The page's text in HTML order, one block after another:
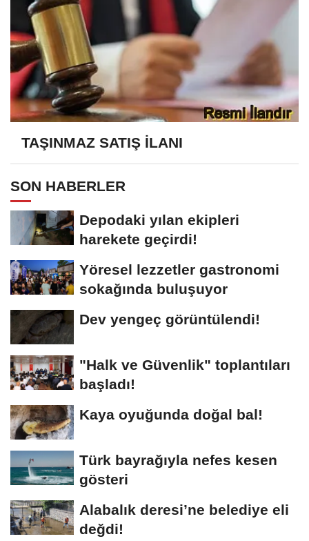
TAŞINMAZ SATIŞ İLANI
SON HABERLER
Depodaki yılan ekipleri
harekete geçirdi!
Yöresel lezzetler gastronomi
sokağında buluşuyor
Dev yengeç görüntülendi!
"Halk ve Güvenlik" toplantıları
başladı!
Kaya oyuğunda doğal bal!
Türk bayrağıyla nefes kesen
gösteri
Alabalık deresi’ne belediye eli
değdi!